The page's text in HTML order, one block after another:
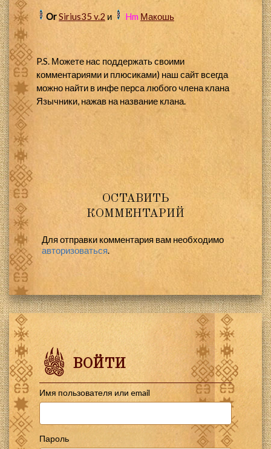
OrSirius35 v.2 и Hm Макошь
P.S. Можете нас поддержать своими
комментариями и плюсиками) наш сайт всегда
можно найти в инфе перса любого члена клана
Язычники, нажав на название клана.
ОСТАВИТЬ
КОММЕНТАРИЙ
Для отправки комментария вам необходимо
авторизоваться.
ВОЙТИ
Имя пользователя или email
Пароль